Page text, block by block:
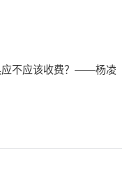
应不应该收费？——杨凌